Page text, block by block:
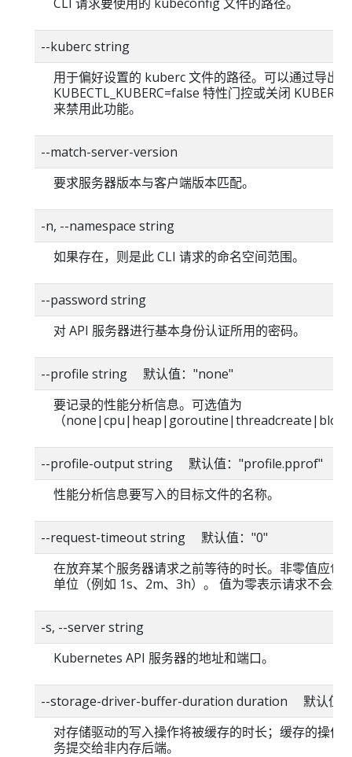
--kuberc string
用于偏好设置的 kuberc 文件的路径。可以通过导出
KUBECTL_KUBERC=false 特性门控或关闭
来禁用此功能。
--match-server-version
要求服务器版本与客户端版本匹配。
-n, --namespace string
如果存在，则是此 CLI 请求的命名空间范围。
--password string
对 API 服务器进行基本身份认证所用的密码。
--profile string 默认值："none"
要记录的性能分析信息。可选值为
（
--profile-output string 默认值："profile.pprof"
性能分析信息要写入的目标文件的名称。
--request-timeout string 默认值："0"
在放弃某个服务器请求之前等待的时长。非零值应包
单位（例如 1s、2m、3h）。 值为零表示请求不会超
-s, --server string
Kubernetes API 服务器的地址和端口。
--storage-driver-buffer-duration duration 默认值
对存储驱动的写入操作将被缓存的时长；缓存的操作
务提交给非内存后端。